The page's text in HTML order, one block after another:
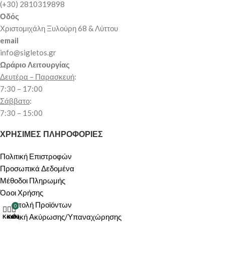
(+30) 2810319898
Οδός
Χριστομιχάλη Ξυλούρη 68 & Λύττου
email
info@sigletos.gr
Ωράριο Λειτουργίας
Δευτέρα – Παρασκευή:
7:30 – 17:00
Σάββατο:
7:30 – 15:00
ΧΡΗΣΙΜΕΣ ΠΛΗΡΟΦΟΡΙΕΣ
Πολιτική Επιστροφών
Προσωπικά Δεδομένα
Μέθοδοι Πληρωμής
Όροι Χρήσης
Αποστολή Προϊόντων
Πολιτική Ακύρωσης/Υπαναχώρησης
Κατάστημα
0
Καλάθι
Ο λογαριασμός μου